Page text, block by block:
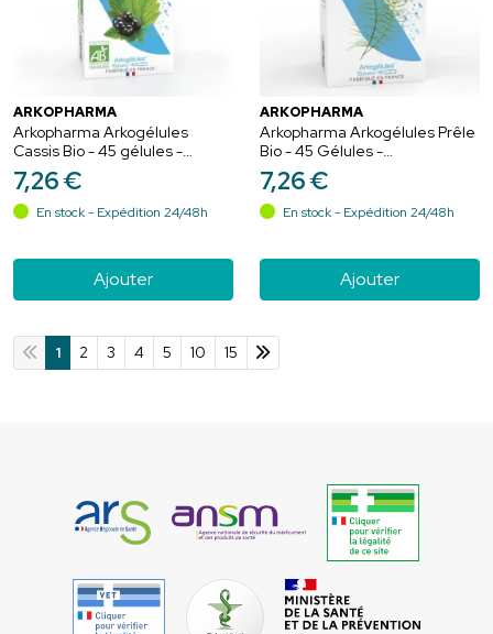
ARKOPHARMA
Arkopharma Arkogélules
Cassis Bio - 45 gélules -
Mobilité et la souplesse
articulaires
7,26€
En stock - Expédition 24/48h
Ajouter
ARKOPHARMA
Arkopharma Arkogélules Prêle
Bio - 45 Gélules -
Reminéralisation & confort
articulaire
7,26€
En stock - Expédition 24/48h
Ajouter
1 2 3 4 5 10 15